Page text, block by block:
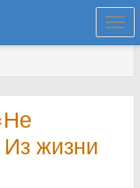
Из жизни